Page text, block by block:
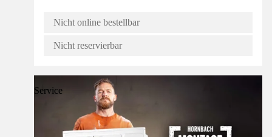
Nicht online bestellbar
Nicht reservierbar
Service